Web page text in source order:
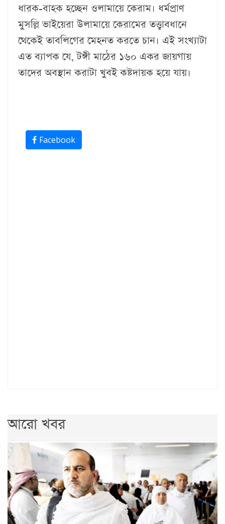
ধারক-বাহক হচ্ছেন ওলামায়ে কেরাম। ধর্মপ্রাণ
মুসল্লি ভাইয়েরা উলামায়ে কেরামের তত্ত্বাবধানে
থেকেই তাবলিগের মেহনত করতে চান। এই সংখ্যাটা
এত ব্যাপক যে, টঙ্গী মাঠের ১৬০ একর জায়গায়
তাদের অবস্থান করাটা খুবই কষ্টদায়ক হয়ে যায়।
Facebook
আরো খবর